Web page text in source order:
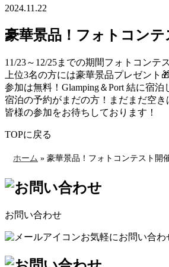
2024.11.22
豪華景品！フォトコンテ
11/23～12/25までの期間フォトコンテ
上位3名の方には豪華景品プレゼント
参加は無料！Glamping＆Port 結に宿
宿泊の予約がまだの方！まだまだ空き
皆様の参加をお待ちしております！
TOPに戻る
ホーム » 豪華景品！フォトコンテスト開
お問い合わせ
お気軽にお問い合わ